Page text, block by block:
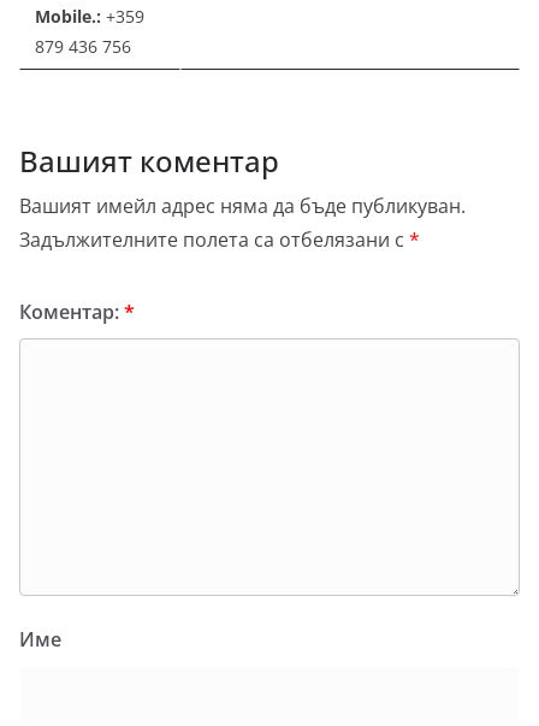
Mobile.: +359
879 436 756
Вашият коментар
Вашият имейл адрес няма да бъде публикуван.
Задължителните полета са отбелязани с *
Коментар:*
Име